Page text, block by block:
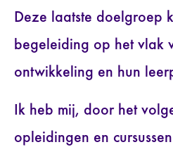
Deze laatste doelgroep
begeleiding op het vlak
ontwikkeling en hun
Ik heb mij, door het
opleidingen en